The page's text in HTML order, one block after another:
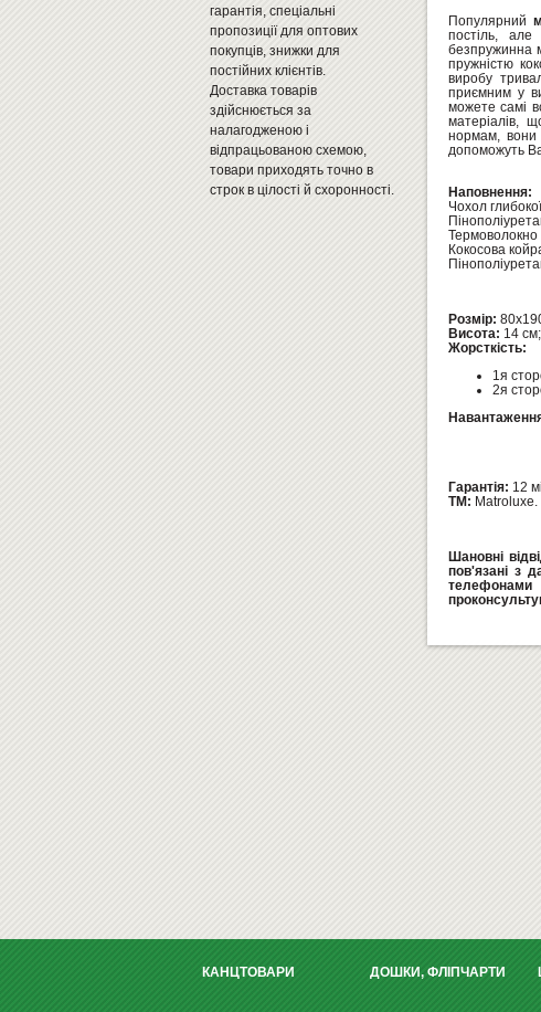
гарантія, спеціальні
пропозиції для оптових
покупців, знижки для
постійних клієнтів.
Доставка товарів
здійснюється за
налагодженою і
відпрацьованою схемою,
товари приходять точно в
строк в цілості й схоронності.
Популярний
постіль,
безпружинна
пружністю
виробу
приємним у
можете самі
матеріалів,
нормам, вони
допоможуть
Наповнення:
Чохол
Термоволокно
Кокосова
Розмір:
Висота: 14 см;
Жорсткість:
1я
2я
Гарантія: 12
ТМ: Matroluxe.
Шановні
пов'язані з
КАНЦТОВАРИ ДОШКИ, ФЛІПЧАРТИ